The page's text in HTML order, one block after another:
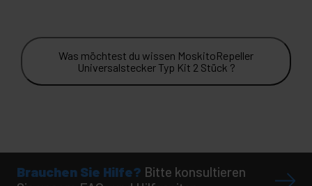
Was möchtest du wissen MoskitoRepeller
Universalstecker Typ Kit 2 Stück ?
Brauchen Sie Hilfe? Bitte konsultieren